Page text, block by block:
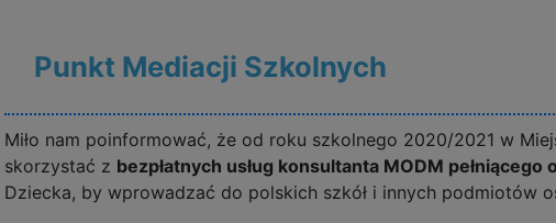
Punkt Mediacji Szkolnych
Miło nam poinformować, że od roku szkolnego 2020/2021 w
skorzystać z bezpłatnych usług konsultanta MODM
Dziecka, by wprowadzać do polskich szkół i innych podmiotów